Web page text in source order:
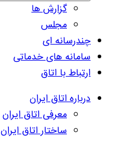
گزارش ها
مجلس
چندرسانه ای
سامانه های خدماتی
ارتباط با اتاق
درباره اتاق ایران
معرفی اتاق ایران
ساختار اتاق ایران